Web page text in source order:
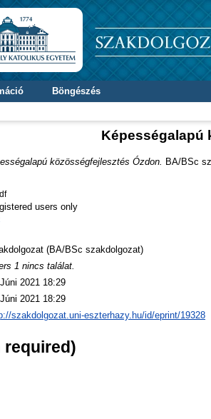
Böngészés
Képességalapú
közösségfejlesztés Ózdon.
BA/BSc
users only
(BA/BSc szakdolgozat)
1 nincs találat.
2021 18:29
2021 18:29
szakdolgozat.uni-eszterhazy.hu/id/eprint/19328